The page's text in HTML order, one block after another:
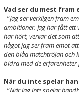
Vad ser du mest fram
- ”Jag ser verkligen fram
ambitioner. Jag har fått ett
har hört, verkar det som
något jag ser fram emot
den blåa matchtröjan och
bidra med de erfarenheter
När du inte spelar
- ”När jag inte spelar